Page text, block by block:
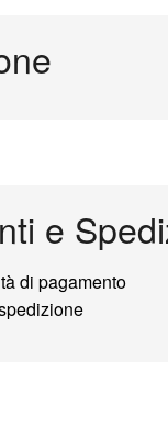
e
di pagamento